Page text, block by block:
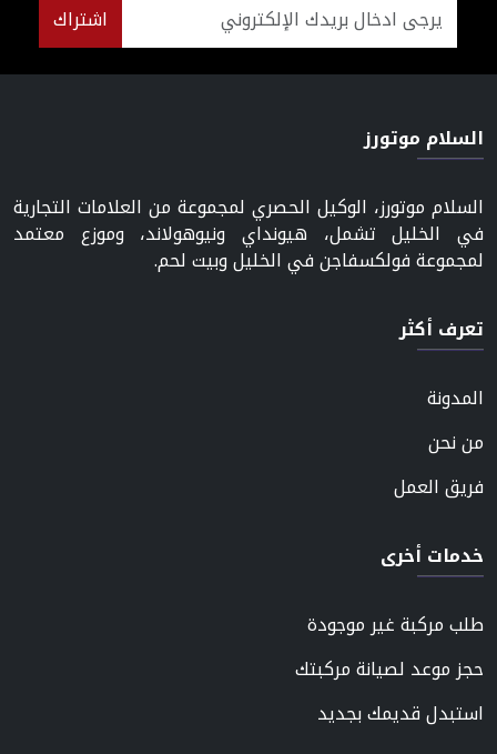
اشتراك
السلام موتورز
السلام موتورز، الوكيل الحصري لمجموعة من العلامات التجارية
في الخليل تشمل، هيونداي ونيوهولاند، وموزع معتمد
لمجموعة فولكسفاجن في الخليل وبيت لحم.
تعرف أكثر
المدونة
من نحن
فريق العمل
خدمات أخرى
طلب مركبة غير موجودة
حجز موعد لصيانة مركبتك
استبدل قديمك بجديد